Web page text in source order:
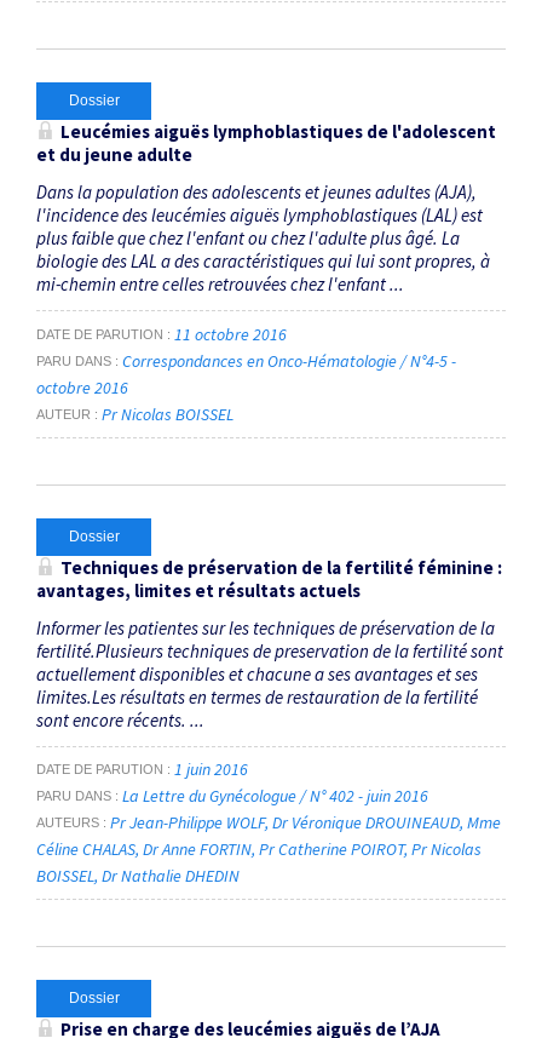
Dossier
Leucémies aiguës lymphoblastiques de l'adolescent
et du jeune adulte
Dans la population des adolescents et jeunes adultes (AJA),
l'incidence des leucémies aiguës lymphoblastiques (LAL) est
plus faible que chez l'enfant ou chez l'adulte plus âgé. La
biologie des LAL a des caractéristiques qui lui sont propres, à
mi-chemin entre celles retrouvées chez l'enfant ...
DATE DE PARUTION 11 octobre 2016
PARU DANS
Correspondances en Onco-Hématologie / N°4-5 -
octobre 2016
AUTEUR Pr Nicolas BOISSEL
Dossier
Techniques de préservation de la fertilité féminine :
avantages, limites et résultats actuels
Informer les patientes sur les techniques de préservation de la
fertilité.Plusieurs techniques de preservation de la fertilité sont
actuellement disponibles et chacune a ses avantages et ses
limites.Les résultats en termes de restauration de la fertilité
sont encore récents. ...
DATE DE PARUTION 1 juin 2016
PARU DANS La Lettre du Gynécologue / N° 402 - juin 2016
AUTEURS Pr Jean-Philippe WOLF Dr Véronique DROUINEAUD Mme
Céline CHALAS Dr Anne FORTIN Pr Catherine POIROT Pr Nicolas
BOISSEL Dr Nathalie DHEDIN
Dossier
Prise en charge des leucémies aiguës de l’AJA